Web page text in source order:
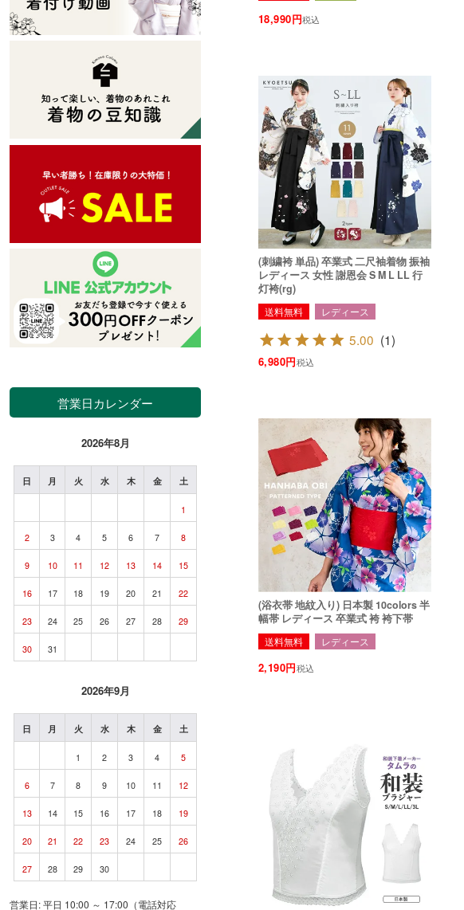
営業日カレンダー
2026年8月
日 月 火 水 木 金 土
1
2 3 4 5 6 7 8
9 10 11 12 13 14 15
16 17 18 19 20 21 22
23 24 25 26 27 28 29
30 31
2026年9月
日 月 火 水 木 金 土
1 2 3 4 5
6 7 8 9 10 11 12
13 14 15 16 17 18 19
20 21 22 23 24 25 26
27 28 29 30
営業日: 平日 10:00 ～ 17:00（電話対応
18,990 税込
(刺繍袴 単品) 卒業式 二尺袖着物 振袖
レディース 女性 謝恩会 S M L LL 行
灯袴(rg)
送料無料 レディース
5.00 (1)
6,980 税込
(浴衣帯 地紋入り) 日本製 10colors 半
幅帯 レディース 卒業式 袴 袴下帯
送料無料 レディース
2,190 税込